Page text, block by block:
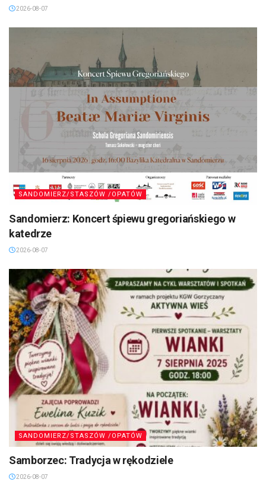
2026-08-07
SANDOMIERZ/STASZÓW /OPATÓW
Sandomierz: Koncert śpiewu gregoriańskiego w
katedrze
2026-08-07
SANDOMIERZ/STASZÓW /OPATÓW
Samborzec: Tradycja w rękodziele
2026-08-07